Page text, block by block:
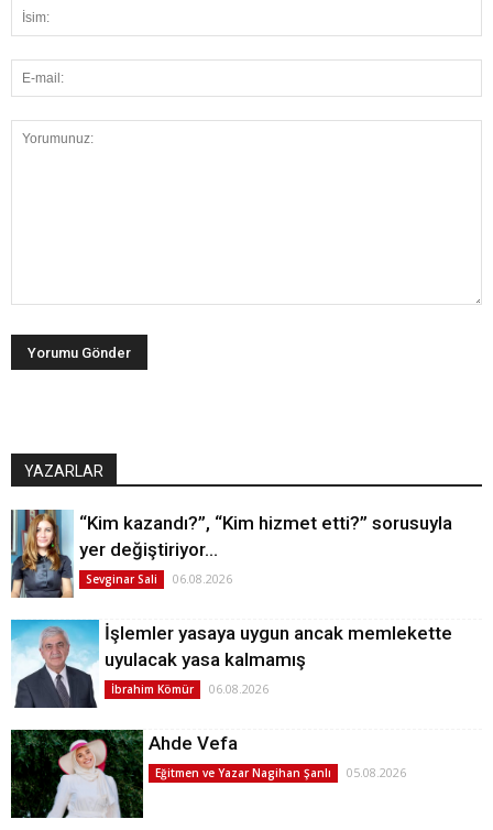
YAZARLAR
“Kim kazandı?”, “Kim hizmet etti?” sorusuyla
yer değiştiriyor…
Sevginar Sali 06.08.2026
İşlemler yasaya uygun ancak memlekette
uyulacak yasa kalmamış
İbrahim Kömür 06.08.2026
Ahde Vefa
Eğitmen ve Yazar Nagihan Şanlı 05.08.2026